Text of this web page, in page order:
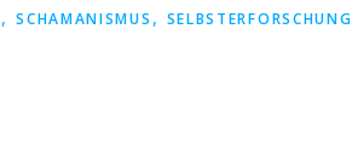
,SCHAMANISMUS , SELBSTERFORSCHUNG